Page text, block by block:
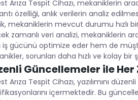
Arıza Tespit Cihazı, mekaniklerin
özelliği, anlık verilerin analiz
mekaniklerin mevcut durumu hızlı
zamanlı veri analizi, mekaniklerin
gücünü optimize eder hem de
sorunları daha hızlı ve kolay
Güncellemeler ile
Arıza Tespit Cihazı, yazılımını
içermektedir. Bu